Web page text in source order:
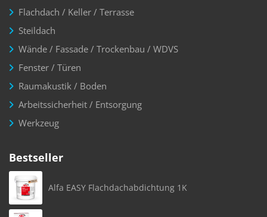
Flachdach / Keller / Terrasse
Steildach
Wände / Fassade / Trockenbau / WDVS
Fenster / Türen
Raumakustik / Boden
Arbeitssicherheit / Entsorgung
Werkzeug
Bestseller
Alfa EASY Flachdachabdichtung 1K